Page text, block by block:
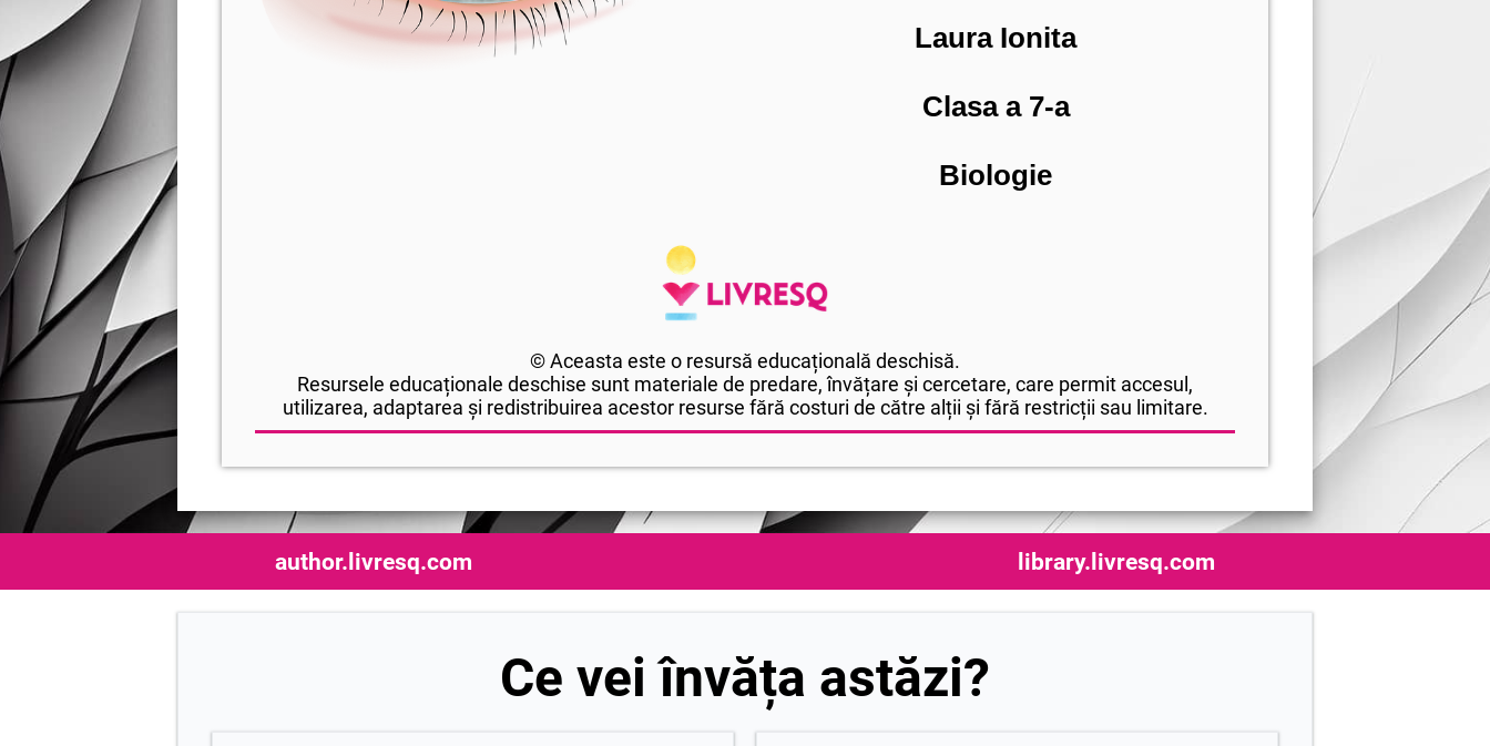
Laura Ionita
Clasa a 7-a
Biologie
© Aceasta este o resursă educațională deschisă.
Resursele educaționale deschise sunt materiale de predare, învățare și cercetare, care permit accesul,
utilizarea, adaptarea și redistribuirea acestor resurse fără costuri de către alții și fără restricții sau limitare.
author.livresq.com library.livresq.com
Ce vei învăța astăzi?